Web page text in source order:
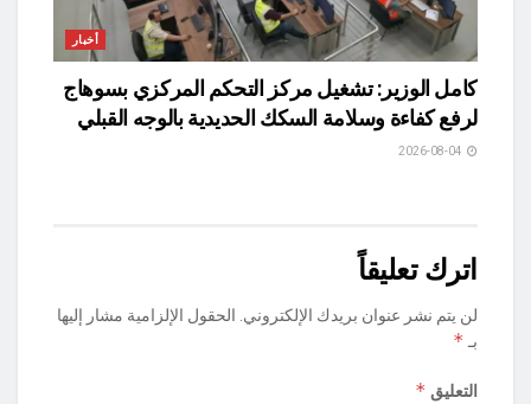
أخبار
كامل الوزير: تشغيل مركز التحكم المركزي بسوهاج
لرفع كفاءة وسلامة السكك الحديدية بالوجه القبلي
اترك تعليقاً
لن يتم نشر عنوان بريدك الإلكتروني. الحقول الإلزامية مشار إليها
بـ *
التعليق *